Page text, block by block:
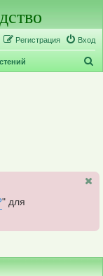
Вход
Регистрация
" для